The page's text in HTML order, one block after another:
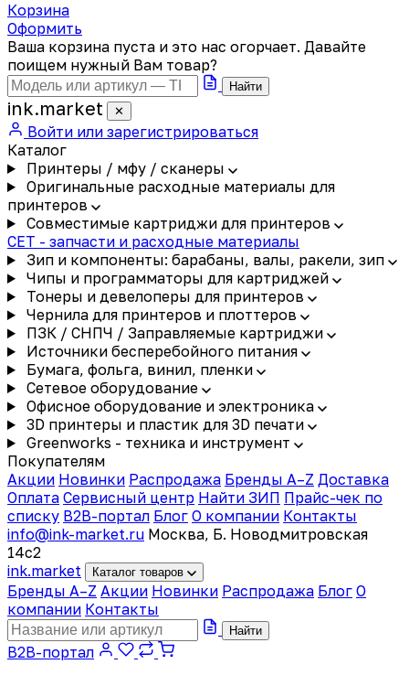
Корзина
Оформить
Ваша корзина пуста и это нас огорчает. Давайте
поищем нужный Вам товар?
Найти
ink.market ✕
Войти или зарегистрироваться
Каталог
Принтеры / мфу / сканеры
Оригинальные расходные материалы для
принтеров
Совместимые картриджи для принтеров
CET - запчасти и расходные материалы
Зип и компоненты: барабаны, валы, ракели, зип
Чипы и программаторы для картриджей
Тонеры и девелоперы для принтеров
Чернила для принтеров и плоттеров
ПЗК / СНПЧ / Заправляемые картриджи
Источники бесперебойного питания
Бумага, фольга, винил, пленки
Сетевое оборудование
Офисное оборудование и электроника
3D принтеры и пластик для 3D печати
Greenworks - техника и инструмент
Покупателям
Акции Новинки Распродажа Бренды A–Z Доставка
Оплата Сервисный центр Найти ЗИП Прайс-чек по
списку B2B-портал Блог О компании Контакты
info@ink-market.ru Москва, Б. Новодмитровская
14с2
ink.market Каталог товаров
Бренды A–Z Акции Новинки Распродажа Блог О
компании Контакты
Найти
B2B-портал